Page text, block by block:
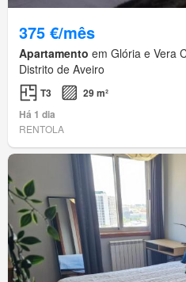
375 €/mês
Apartamento em Glória e Vera
Distrito de Aveiro
T3
29 m²
Há 1 dia
RENTOLA